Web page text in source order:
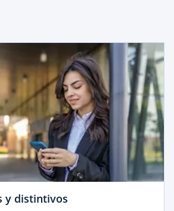
y distintivos